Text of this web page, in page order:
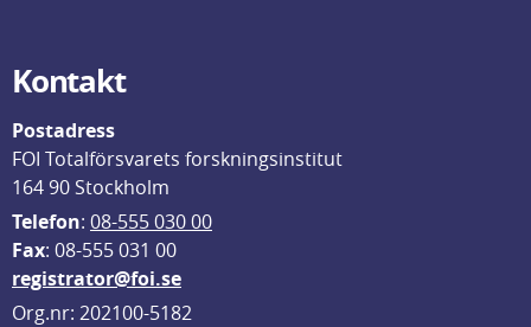
Kontakt
Postadress
FOI Totalförsvarets forskningsinstitut
164 90 Stockholm
Telefon: 08-555 030 00
Fax: 08-555 031 00
registrator@foi.se
Org.nr: 202100-5182